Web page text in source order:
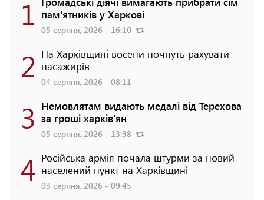
1 пам'ятників у Харкові
05 серпня, 2026 - 16:10
2 На Харківщині восени почнуть рахувати
пасажирів
04 серпня, 2026 - 08:11
3 Немовлятам видають медалі від Терехова
за гроші харків'ян
05 серпня, 2026 - 13:38
4 Російська армія почала штурми за новий
населений пункт на Харківщині
03 серпня, 2026 - 09:45